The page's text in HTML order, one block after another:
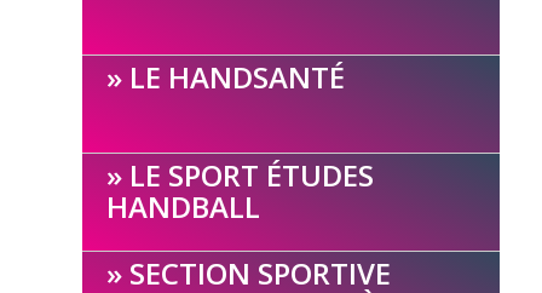
LE HANDSANTÉ
LE SPORT ÉTUDES
HANDBALL
SECTION SPORTIVE